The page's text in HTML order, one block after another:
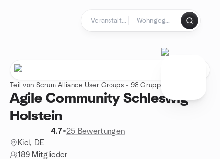
Teil von Scrum Alliance User Groups - 98 Gruppen
Agile Community Schleswig-
Holstein
4.7•25 Bewertungen
Kiel, DE
189 Mitglieder